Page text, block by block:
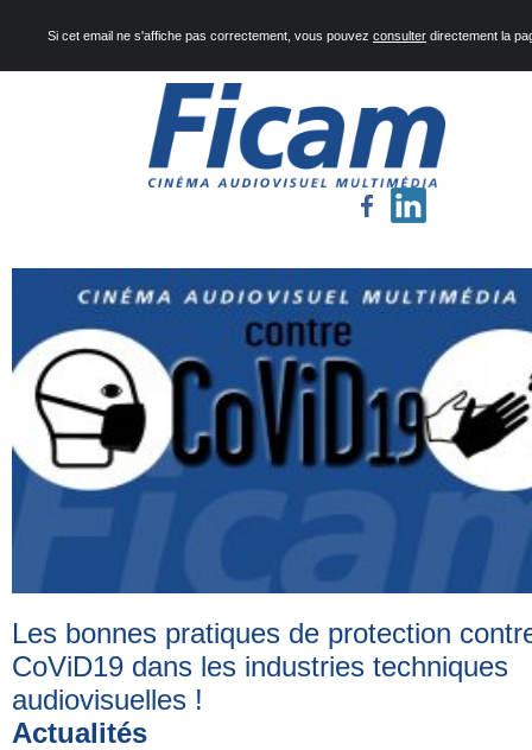
Si cet email ne s'affiche pas correctement, vous pouvez consulter directement la
Les bonnes pratiques de protection
CoViD19 dans les industries techniques
audiovisuelles !
Actualités